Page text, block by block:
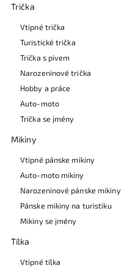
Trička
Vtipné trička
Turistické trička
Trička s pivem
Narozeninové trička
Hobby a práce
Auto-moto
Trička se jmény
Mikiny
Vtipné pánske mikiny
Auto-moto mikiny
Narozeninové pánske mikiny
Pánske mikiny na turistiku
Mikiny se jmény
Tílka
Vtipné tílka